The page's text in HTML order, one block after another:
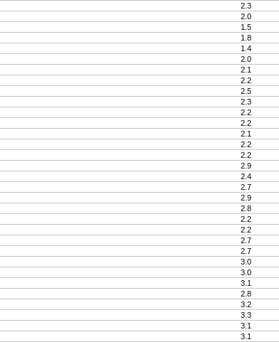
2.3
2.0
1.5
1.8
1.4
2.0
2.1
2.2
2.5
2.3
2.2
2.2
2.1
2.2
2.2
2.9
2.4
2.7
2.9
2.8
2.2
2.2
2.7
2.7
3.0
3.0
3.1
2.8
3.2
3.3
3.1
3.1